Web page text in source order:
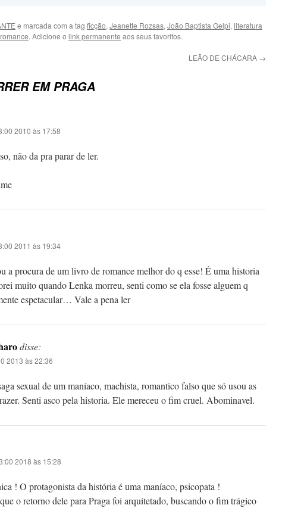
e marcada com a tag ficção, Jeanette Rozsas, João Baptista Gelpi, literatura
romance. Adicione o link permanente aos seus favoritos.
LEÃO DE CHÁCARA →
EM PRAGA
2010 às 17:58
não da pra parar de ler.
2011 às 19:34
a procura de um livro de romance melhor do q esse! É uma historia
muito quando Lenka morreu, senti como se ela fosse alguem q
espetacular… Vale a pena ler
disse:
2013 às 22:36
sexual de um maníaco, machista, romantico falso que só usou as
Senti asco pela historia. Ele mereceu o fim cruel. Abominavel.
2018 às 15:28
! O protagonista da história é uma maníaco, psicopata !
o retorno dele para Praga foi arquitetado, buscando o fim trágico